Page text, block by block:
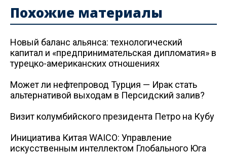
Похожие материалы
Новый баланс альянса: технологический
капитал и «предпринимательская дипломатия» в
турецко-американских отношениях
Может ли нефтепровод Турция — Ирак стать
альтернативой выходам в Персидский залив?
Визит колумбийского президента Петро на Кубу
Инициатива Китая WAICO: Управление
искусственным интеллектом Глобального Юга